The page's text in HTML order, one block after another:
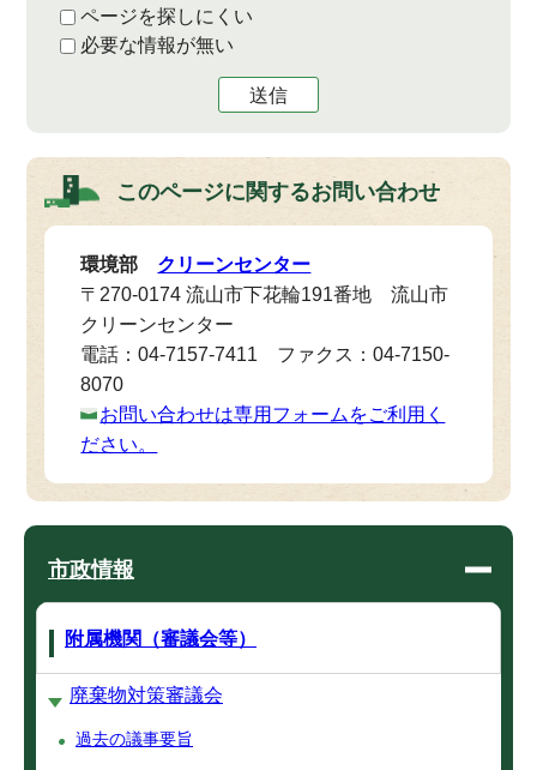
ページを探しにくい
必要な情報が無い
送信
このページに関するお問い合わせ
環境部 クリーンセンター
〒270-0174 流山市下花輪191番地 流山市
クリーンセンター
電話：04-7157-7411 ファクス：04-7150-
8070
お問い合わせは専用フォームをご利用く
ださい。
市政情報
附属機関（審議会等）
廃棄物対策審議会
過去の議事要旨